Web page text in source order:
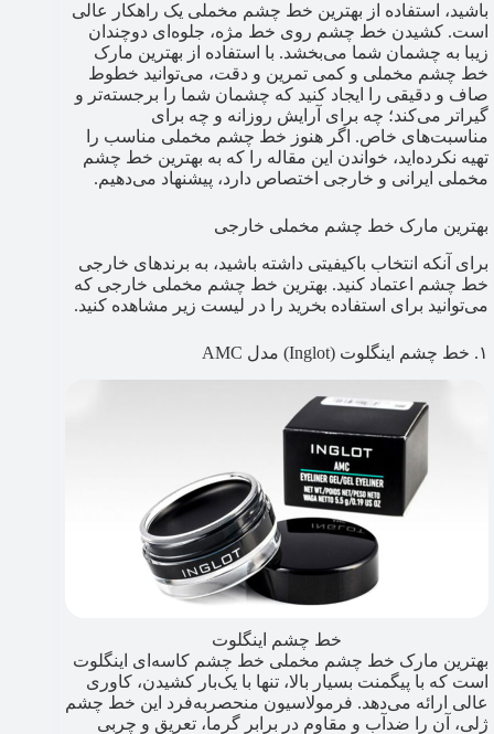
باشید، استفاده از بهترین خط چشم مخملی یک راهکار عالی
است. کشیدن خط چشم روی خط مژه، جلوه‌ای دوچندان
زیبا به چشمان شما می‌بخشد. با استفاده از بهترین مارک
خط چشم مخملی و کمی تمرین و دقت، می‌توانید خطوط
صاف و دقیقی را ایجاد کنید که چشمان شما را برجسته‌تر و
گیرا‌تر می‌کند؛ چه برای آرایش روزانه و چه برای
مناسبت‌های خاص. اگر هنوز خط چشم مخملی مناسب را
تهیه نکرده‌اید، خواندن این مقاله را که به بهترین خط چشم
مخملی ایرانی و خارجی اختصاص دارد، پیشنهاد می‌دهیم.
بهترین مارک خط چشم مخملی خارجی
برای آنکه انتخاب باکیفیتی داشته باشید، به برندهای خارجی
خط چشم اعتماد کنید. بهترین خط چشم مخملی خارجی که
می‌توانید برای استفاده بخرید را در لیست زیر مشاهده کنید.
۱. خط چشم اینگلوت (Inglot) مدل AMC
خط چشم اینگلوت
بهترین مارک خط چشم مخملی خط چشم کاسه‌ای اینگلوت
است که با پیگمنت بسیار بالا، تنها با یک‌بار کشیدن، کاوری
عالی ارائه می‌دهد. فرمولاسیون منحصربه‌فرد این خط چشم
ژلی، آن را ضدآب و مقاوم در برابر گرما، تعریق و چربی